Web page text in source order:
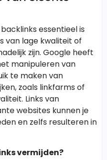
essentieel is
van lage kwaliteit of
zijn. Google heeft
manipuleren van
te maken van
zoals linkfarms of
Links van
websites kunnen je
en zelfs resulteren in
vermijden?